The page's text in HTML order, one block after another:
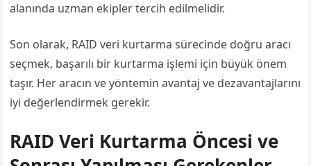
alanında uzman ekipler tercih edilmelidir.
Son olarak, RAID veri kurtarma sürecinde doğru aracı
seçmek, başarılı bir kurtarma işlemi için büyük önem
taşır. Her aracın ve yöntemin avantaj ve dezavantajlarını
iyi değerlendirmek gerekir.
RAID Veri Kurtarma Öncesi ve